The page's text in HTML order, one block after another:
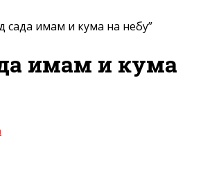
сада имам и кума на небу”
имам и кума